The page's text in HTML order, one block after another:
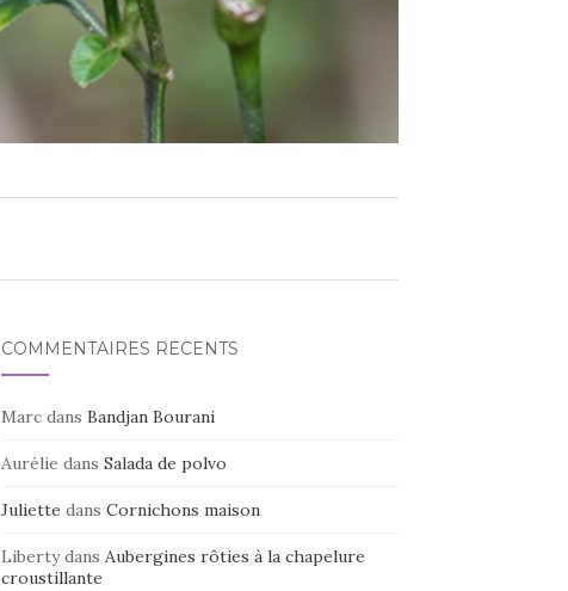
COMMENTAIRES RÉCENTS
Marcdans Bandjan Bourani
Aurélie dans Salada de polvo
Juliette dans Cornichons maison
Libertydans Aubergines rôties à la chapelure
croustillante